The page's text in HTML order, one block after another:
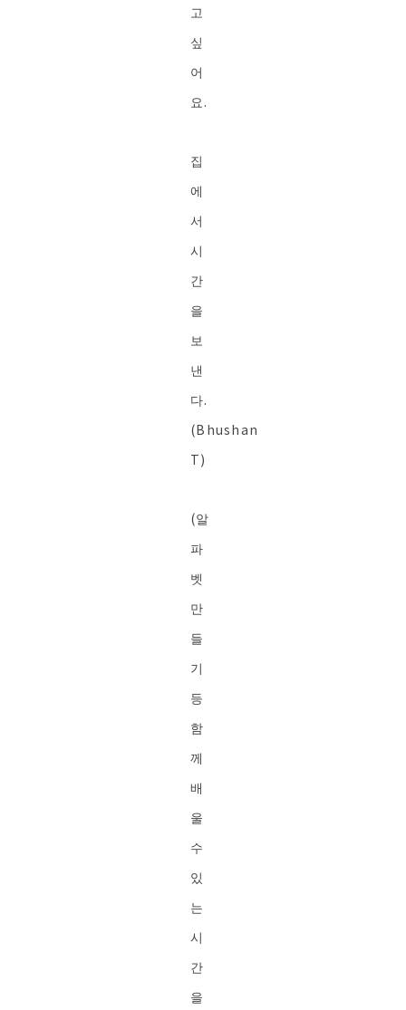
고
싶
어
요.
집
에
서
시
간
을
보
낸
다.
(Bhushan
T)
(알
파
벳
만
들
기
등
함
께
배
울
수
있
는
시
간
을